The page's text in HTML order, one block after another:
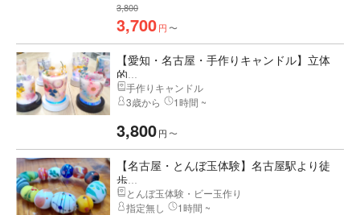
3,800
3,700円 〜
【愛知・名古屋・手作りキャンドル】立体
的...
手作りキャンドル
3歳から
1時間 ~
3,800円 〜
【名古屋・とんぼ玉体験】名古屋駅より徒
歩...
とんぼ玉体験・ビー玉作り
指定無し
1時間 ~